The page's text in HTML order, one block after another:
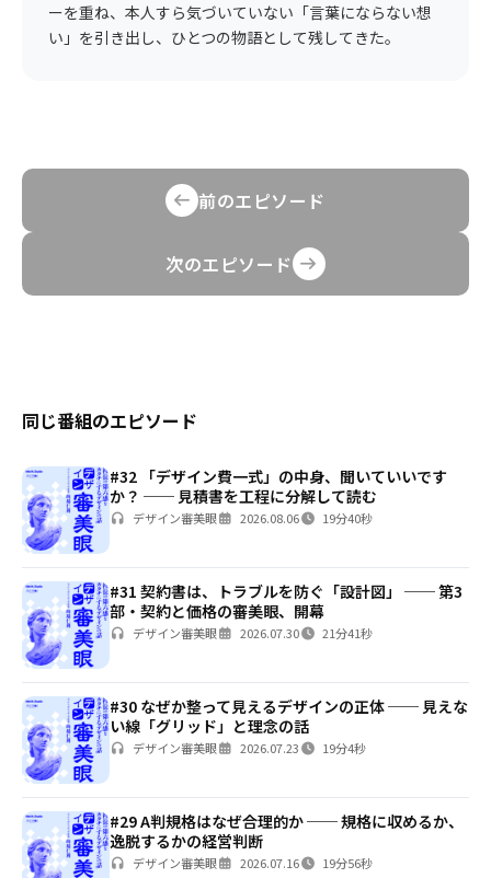
ーを重ね、本人すら気づいていない「言葉にならない想
い」を引き出し、ひとつの物語として残してきた。
前のエピソード
次のエピソード
同じ番組のエピソード
#32 「デザイン費一式」の中身、聞いていいです
か？ ── 見積書を工程に分解して読む
デザイン審美眼 2026.08.06 19分40秒
#31 契約書は、トラブルを防ぐ「設計図」 ── 第3
部・契約と価格の審美眼、開幕
デザイン審美眼 2026.07.30 21分41秒
#30 なぜか整って見えるデザインの正体 ── 見えな
い線「グリッド」と理念の話
デザイン審美眼 2026.07.23 19分4秒
#29 A判規格はなぜ合理的か ── 規格に収めるか、
逸脱するかの経営判断
デザイン審美眼 2026.07.16 19分56秒